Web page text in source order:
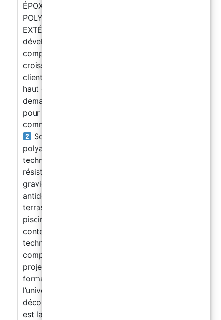
ÉPOXY DÉCORATIF, SOLS INDUSTRIELS
POLYASPARTIQUES & SOL DRAINANT
EXTÉRIEUR ! Transformez vos compétences et
développez une offre professionnelle
complète dans un secteur en pleine
croissance.
clients des revêtements modernes, durables et
haut de gamme dans trois domaines très
demandés :
pour intérieurs modernes, espaces
commerciaux, showrooms et projets design.
Sols professionnels en résine
polyaspartique pour garages, locaux
techniques, entrepôts et surfaces à haute
résistance.
graviers et résine, une solution esthétique,
antidérapante et très recherchée pour
terrasses, allées, cours, parkings et bords de
piscine. Grâce à cette formation, vous ne vous
contentez pas d’apprendre une seule
technique :
complète pour répondre à différents types de
projets : décoratif, industriel et extérieur.
formation est dirigée par un expert dans
l’univers des sols en résine et des revêtements
décoratifs, avec 15 ans d’expérience. Quelle
est la différence entre les deux journées ?